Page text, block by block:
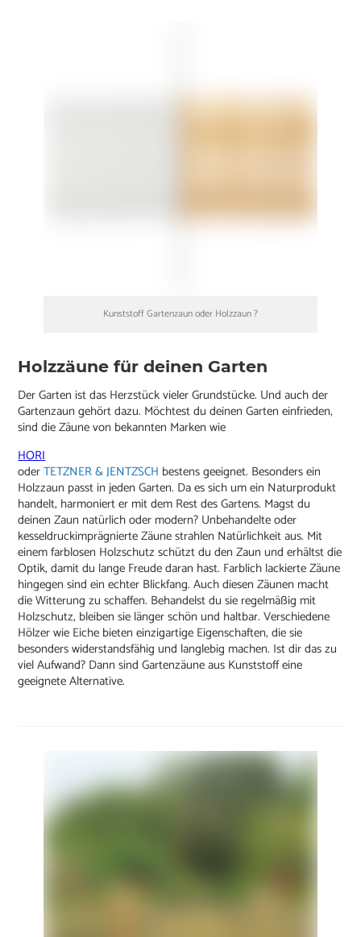
Kunststoff Gartenzaun oder Holzzaun ?
Holzzäune für deinen Garten
Der Garten ist das Herzstück vieler Grundstücke. Und auch der
Gartenzaun gehört dazu. Möchtest du deinen Garten einfrieden,
sind die Zäune von bekannten Marken wie
HORI
oderTETZNER & JENTZSCH bestens geeignet. Besonders ein
Holzzaun passt in jeden Garten. Da es sich um ein Naturprodukt
handelt, harmoniert er mit dem Rest des Gartens. Magst du
deinen Zaun natürlich oder modern? Unbehandelte oder
kesseldruckimprägnierte Zäune strahlen Natürlichkeit aus. Mit
einem farblosen Holzschutz schützt du den Zaun und erhältst die
Optik, damit du lange Freude daran hast. Farblich lackierte Zäune
hingegen sind ein echter Blickfang. Auch diesen Zäunen macht
die Witterung zu schaffen. Behandelst du sie regelmäßig mit
Holzschutz, bleiben sie länger schön und haltbar. Verschiedene
Hölzer wie Eiche bieten einzigartige Eigenschaften, die sie
besonders widerstandsfähig und langlebig machen. Ist dir das zu
viel Aufwand? Dann sind Gartenzäune aus Kunststoff eine
geeignete Alternative.